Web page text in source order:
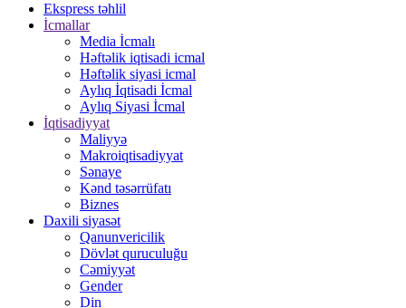
Ekspress təhlil
İcmallar
Media İcmalı
Həftəlik iqtisadi icmal
Həftəlik siyasi icmal
Aylıq İqtisadi İcmal
Aylıq Siyasi İcmal
İqtisadiyyat
Maliyyə
Makroiqtisadiyyat
Sənaye
Kənd təsərrüfatı
Biznes
Daxili siyasət
Qanunvericilik
Dövlət quruculuğu
Cəmiyyət
Gender
Din